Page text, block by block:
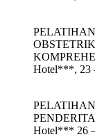
Hotel***, 23
Hotel*** 26